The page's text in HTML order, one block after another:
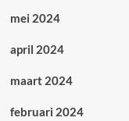
mei 2024
april 2024
maart 2024
februari 2024